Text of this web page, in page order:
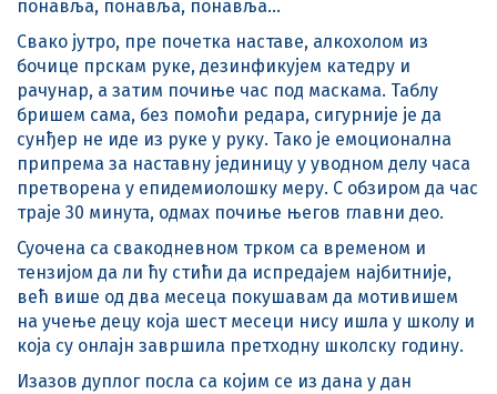
понавља, понавља, понавља…
Свако јутро, пре почетка наставе, алкохолом из
бочице прскам руке, дезинфикујем катедру и
рачунар, а затим почиње час под маскама. Таблу
бришем сама, без помоћи редара, сигурније је да
сунђер не иде из руке у руку. Тако је емоционална
припрема за наставну јединицу у уводном делу часа
претворена у епидемиолошку меру. С обзиром да час
траје 30 минута, одмах почиње његов главни део.
Суочена са свакодневном трком са временом и
тензијом да ли ћу стићи да испредајем најбитније,
већ више од два месеца покушавам да мотивишем
на учење децу која шест месеци нису ишла у школу и
која су онлајн завршила претходну школску годину.
Изазов дуплог посла са којим се из дана у дан